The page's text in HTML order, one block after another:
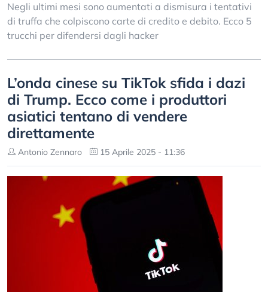
Negli ultimi mesi sono aumentati a dismisura i tentativi
di truffa che colpiscono carte di credito e debito. Ecco 5
trucchi per difendersi dagli hacker
L’onda cinese su TikTok sfida i dazi
di Trump. Ecco come i produttori
asiatici tentano di vendere
direttamente
Antonio Zennaro 15 Aprile 2025 - 11:36